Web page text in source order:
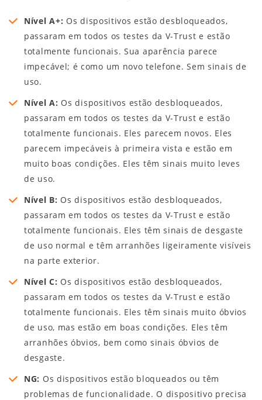
Nível A+: Os dispositivos estão desbloqueados,
passaram em todos os testes da V-Trust e estão
totalmente funcionais. Sua aparência parece
impecável; é como um novo telefone. Sem sinais de
uso.
Nível A: Os dispositivos estão desbloqueados,
passaram em todos os testes da V-Trust e estão
totalmente funcionais. Eles parecem novos. Eles
parecem impecáveis à primeira vista e estão em
muito boas condições. Eles têm sinais muito leves
de uso.
Nível B: Os dispositivos estão desbloqueados,
passaram em todos os testes da V-Trust e estão
totalmente funcionais. Eles têm sinais de desgaste
de uso normal e têm arranhões ligeiramente visíveis
na parte exterior.
Nível C: Os dispositivos estão desbloqueados,
passaram em todos os testes da V-Trust e estão
totalmente funcionais. Eles têm sinais muito óbvios
de uso, mas estão em boas condições. Eles têm
arranhões óbvios, bem como sinais óbvios de
desgaste.
NG: Os dispositivos estão bloqueados ou têm
problemas de funcionalidade. O dispositivo precisa